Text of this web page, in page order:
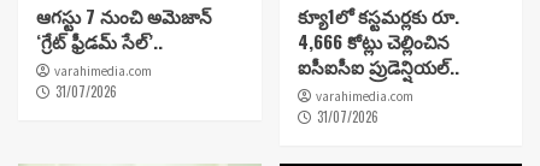
ఆగస్టు 7 నుంచి అమెజాన్
‘గ్రేట్ ఫ్రీడమ్ సేల్’..
varahimedia.com
31/07/2026
క్యూ1లో కస్టమర్లకు రూ.
4,666 కోట్లు చెల్లించిన
ఐసీఐసీఐ ప్రుడెన్షియల్..
varahimedia.com
31/07/2026